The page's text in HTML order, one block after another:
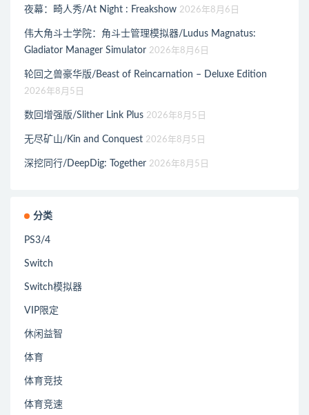
夜幕：畸人秀/At Night : Freakshow 2026年8月6日
伟大角斗士学院：角斗士管理模拟器/Ludus Magnatus:
Gladiator Manager Simulator 2026年8月6日
轮回之兽豪华版/Beast of Reincarnation – Deluxe Edition
2026年8月5日
数回增强版/Slither Link Plus 2026年8月5日
无尽矿山/Kin and Conquest 2026年8月5日
深挖同行/DeepDig: Together 2026年8月5日
分类
PS3/4
Switch
Switch模拟器
VIP限定
休闲益智
体育
体育竞技
体育竞速